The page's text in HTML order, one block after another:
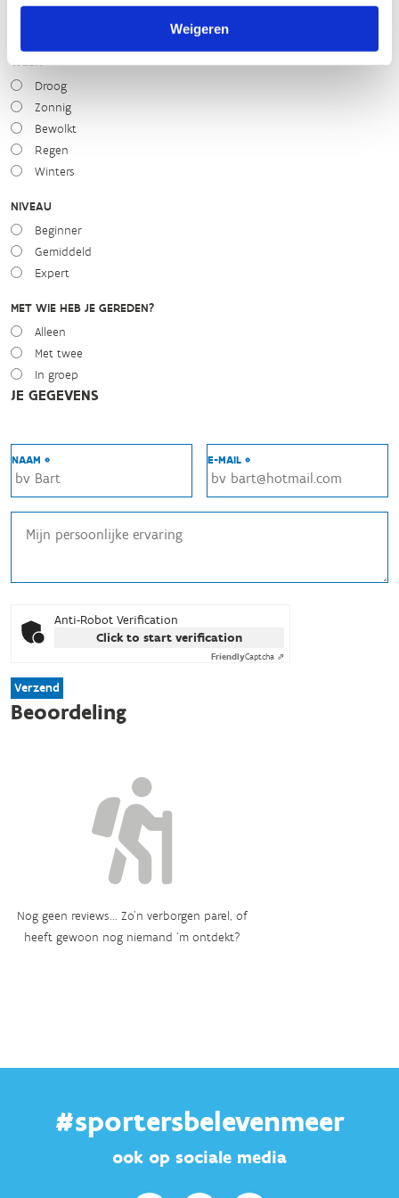
Weigeren
slecht goed
WEER
Droog
Zonnig
Bewolkt
Regen
Winters
NIVEAU
Beginner
Gemiddeld
Expert
MET WIE HEB JE GEREDEN?
Alleen
Met twee
In groep
JE GEGEVENS
NAAM * E-MAIL *
Anti-Robot Verification
Click to start verification
FriendlyCaptcha ⇗
Verzend
Beoordeling
Nog geen reviews... Zo’n verborgen parel, of
heeft gewoon nog niemand ‘m ontdekt?
#sportersbelevenmeer
ook op sociale media